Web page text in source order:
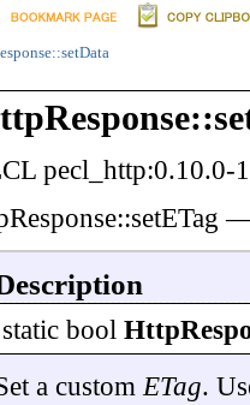
pecl_http:0.10.0-
static bool
a custom ETag.